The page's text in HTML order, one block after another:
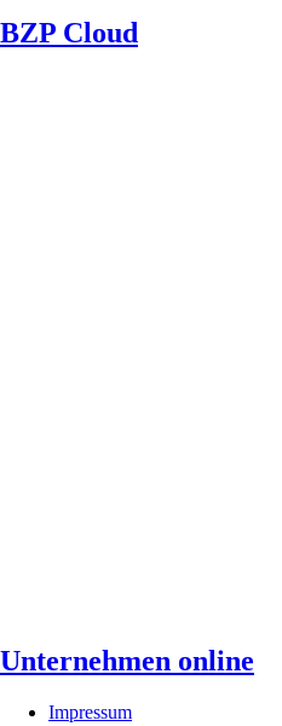
BZP Cloud
Unternehmen online
Impressum